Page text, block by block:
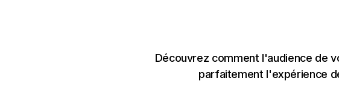
Découvrez comment l'audience de
parfaitement l'expérience